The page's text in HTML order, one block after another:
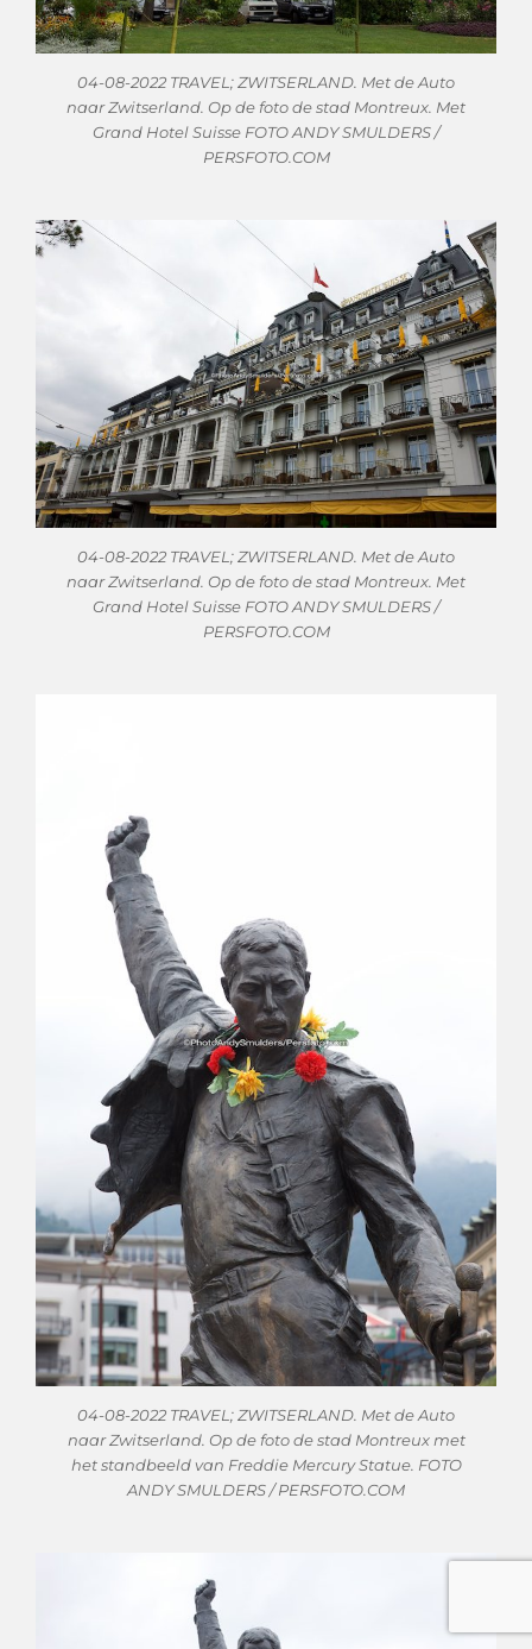
04-08-2022 TRAVEL; ZWITSERLAND. Met de Auto
naar Zwitserland. Op de foto de stad Montreux. Met
Grand Hotel Suisse FOTO ANDY SMULDERS /
PERSFOTO.COM
04-08-2022 TRAVEL; ZWITSERLAND. Met de Auto
naar Zwitserland. Op de foto de stad Montreux. Met
Grand Hotel Suisse FOTO ANDY SMULDERS /
PERSFOTO.COM
04-08-2022 TRAVEL; ZWITSERLAND. Met de Auto
naar Zwitserland. Op de foto de stad Montreux met
het standbeeld van Freddie Mercury Statue. FOTO
ANDY SMULDERS / PERSFOTO.COM